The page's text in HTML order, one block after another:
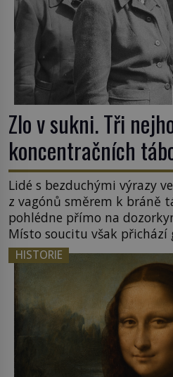
Zlo v sukni. Tři
koncentračních
Lidé s bezduchými výrazy
z vagónů směrem k bráně
pohlédne přímo na
Místo soucitu však přichází
posílá rovnou do plynové
Rudolf Höss (1901–1947),
1979) či Heinrich Himmler
o koho se historie jen
HISTORIE